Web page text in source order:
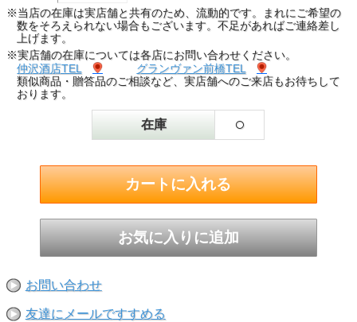
※当店の在庫は実店舗と共有のため、流動的です。まれにご希望の
数をそろえられない場合もございます。不足があればご連絡差し
上げます。
※実店舗の在庫については各店にお問い合わせください。
仲沢酒店TEL
グランヴァン前橋TEL
類似商品・贈答品のご相談など、実店舗へのご来店もお待ちして
おります。
在庫 ○
お問い合わせ
友達にメールですすめる